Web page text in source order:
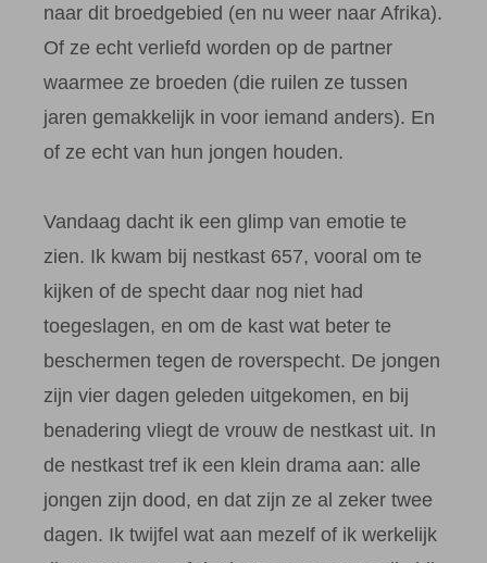
naar dit broedgebied (en nu weer naar Afrika).
Of ze echt verliefd worden op de partner
waarmee ze broeden (die ruilen ze tussen
jaren gemakkelijk in voor iemand anders). En
of ze echt van hun jongen houden.
Vandaag dacht ik een glimp van emotie te
zien. Ik kwam bij nestkast 657, vooral om te
kijken of de specht daar nog niet had
toegeslagen, en om de kast wat beter te
beschermen tegen de roverspecht. De jongen
zijn vier dagen geleden uitgekomen, en bij
benadering vliegt de vrouw de nestkast uit. In
de nestkast tref ik een klein drama aan: alle
jongen zijn dood, en dat zijn ze al zeker twee
dagen. Ik twijfel wat aan mezelf of ik werkelijk